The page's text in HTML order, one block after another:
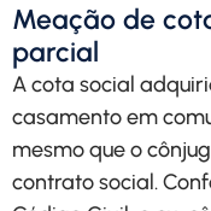
Meação de
parcial
A cota social
casamento em
mesmo que o
contrato social.